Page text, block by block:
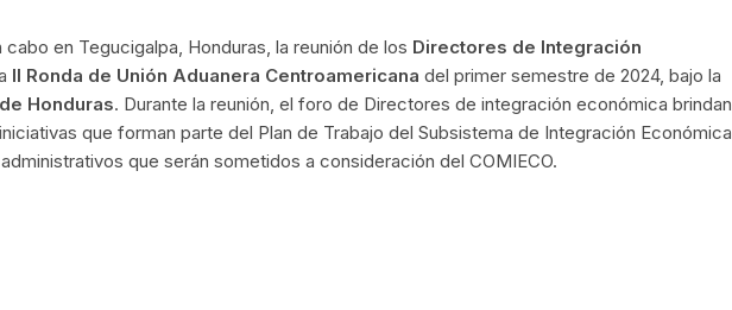
cabo en Tegucigalpa, Honduras, la reunión de los Directores de Integración
II Ronda de Unión Aduanera Centroamericana del primer semestre de 2024, bajo la
Honduras. Durante la reunión, el foro de Directores de integración económica brindan
que forman parte del Plan de Trabajo del Subsistema de Integración Económica
que serán sometidos a consideración del COMIECO.